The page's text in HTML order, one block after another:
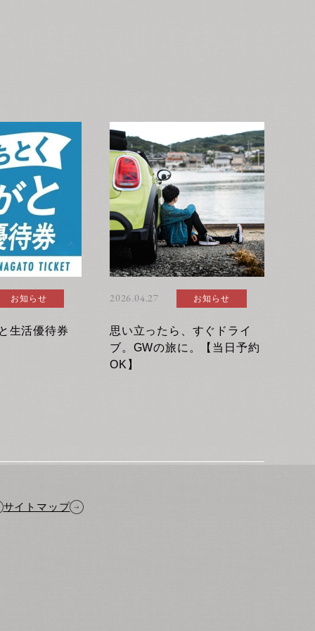
お知らせ
生活優待券
2026.04.27 お知らせ
思い立ったら、すぐドライ
ブ。GWの旅に。【当日予約
OK】
サイトマップ